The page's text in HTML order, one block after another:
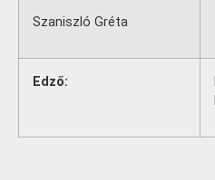
Szaniszló Gréta
Edző: